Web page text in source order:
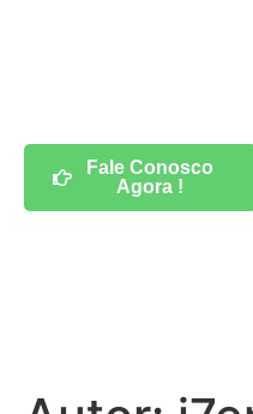
Fale Conosco
Agora !